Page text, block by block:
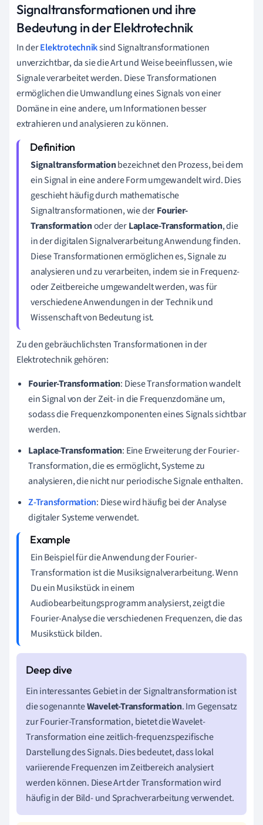
Signaltransformationen und ihre
Bedeutung in der Elektrotechnik
In derElektrotechniksind Signaltransformationen
unverzichtbar, da sie die Art und Weise beeinflussen, wie
Signale verarbeitet werden. Diese Transformationen
ermöglichen die Umwandlung eines Signals von einer
Domäne in eine andere, um Informationen besser
extrahieren und analysieren zu können.
Signaltransformationbezeichnet den Prozess, bei dem
ein Signal in eine andere Form umgewandelt wird. Dies
geschieht häufig durch mathematische
Signaltransformationen, wie derFourier-
Transformationoder derLaplace-Transformation, die
in der digitalen Signalverarbeitung Anwendung finden.
Diese Transformationen ermöglichen es, Signale zu
analysieren und zu verarbeiten, indem sie in Frequenz-
oder Zeitbereiche umgewandelt werden, was für
verschiedene Anwendungen in der Technik und
Wissenschaft von Bedeutung ist.
Zu den gebräuchlichsten Transformationen in der
Elektrotechnik gehören:
Fourier-Transformation: Diese Transformation wandelt
ein Signal von der Zeit- in die Frequenzdomäne um,
sodass die Frequenzkomponenten eines Signals sichtbar
werden.
Laplace-Transformation: Eine Erweiterung der Fourier-
Transformation, die es ermöglicht, Systeme zu
analysieren, die nicht nur periodische Signale enthalten.
Z-Transformation: Diese wird häufig bei der Analyse
digitaler Systeme verwendet.
Ein Beispiel für die Anwendung der Fourier-
Transformation ist die Musiksignalverarbeitung. Wenn
Du ein Musikstück in einem
Audiobearbeitungsprogramm analysierst, zeigt die
Fourier-Analyse die verschiedenen Frequenzen, die das
Musikstück bilden.
Ein interessantes Gebiet in der Signaltransformation ist
die sogenannteWavelet-Transformation. Im Gegensatz
zur Fourier-Transformation, bietet die Wavelet-
Transformation eine zeitlich-frequenzspezifische
Darstellung des Signals. Dies bedeutet, dass lokal
variierende Frequenzen im Zeitbereich analysiert
werden können. Diese Art der Transformation wird
häufig in der Bild- und Sprachverarbeitung verwendet.